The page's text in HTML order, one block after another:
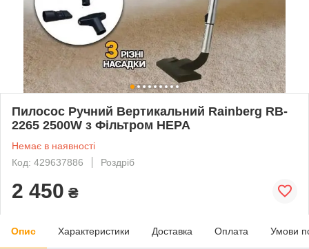
Пилосос Ручний Вертикальний Rainberg RB-
2265 2500W з Фільтром HEPA
Немає в наявності
Код: 429637886
Роздріб
2 450 ₴
Опис Характеристики Доставка Оплата Умови